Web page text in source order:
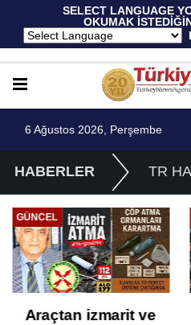
SELECT LANGUAGE
OKUMAK
6 Ağustos 2026, Perşembe
HABERLER TR
GÜNCEL
Araçtan izmarit ve